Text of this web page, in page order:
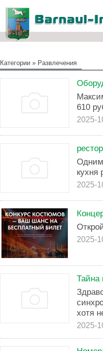
Категории » Развлечения
610
2025-
Одним
кухня
2025-
2025-
Тайна
хотя
2025-